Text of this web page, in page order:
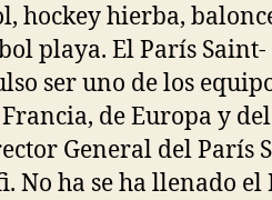
hockey hierba,
playa. El París Saint-
ser uno de los
de Europa y del
General del París
No ha se ha llenado el